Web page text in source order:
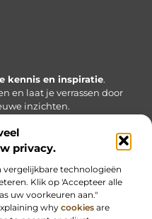
privacy.
vergelijkbare technologieën
Klik op 'Accepteer alle
uw voorkeuren aan."
why cookies are
kennis en inspiratie.
en laat je verrassen door
inzichten.